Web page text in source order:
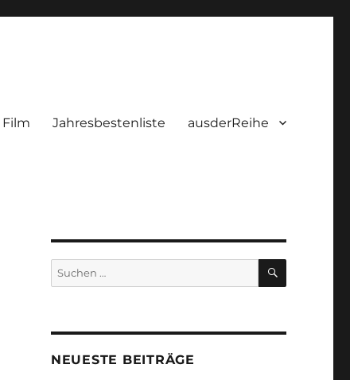
Film Jahresbestenliste ausderReihe
Suchen
nach:
SUCHEN
NEUESTE BEITRÄGE